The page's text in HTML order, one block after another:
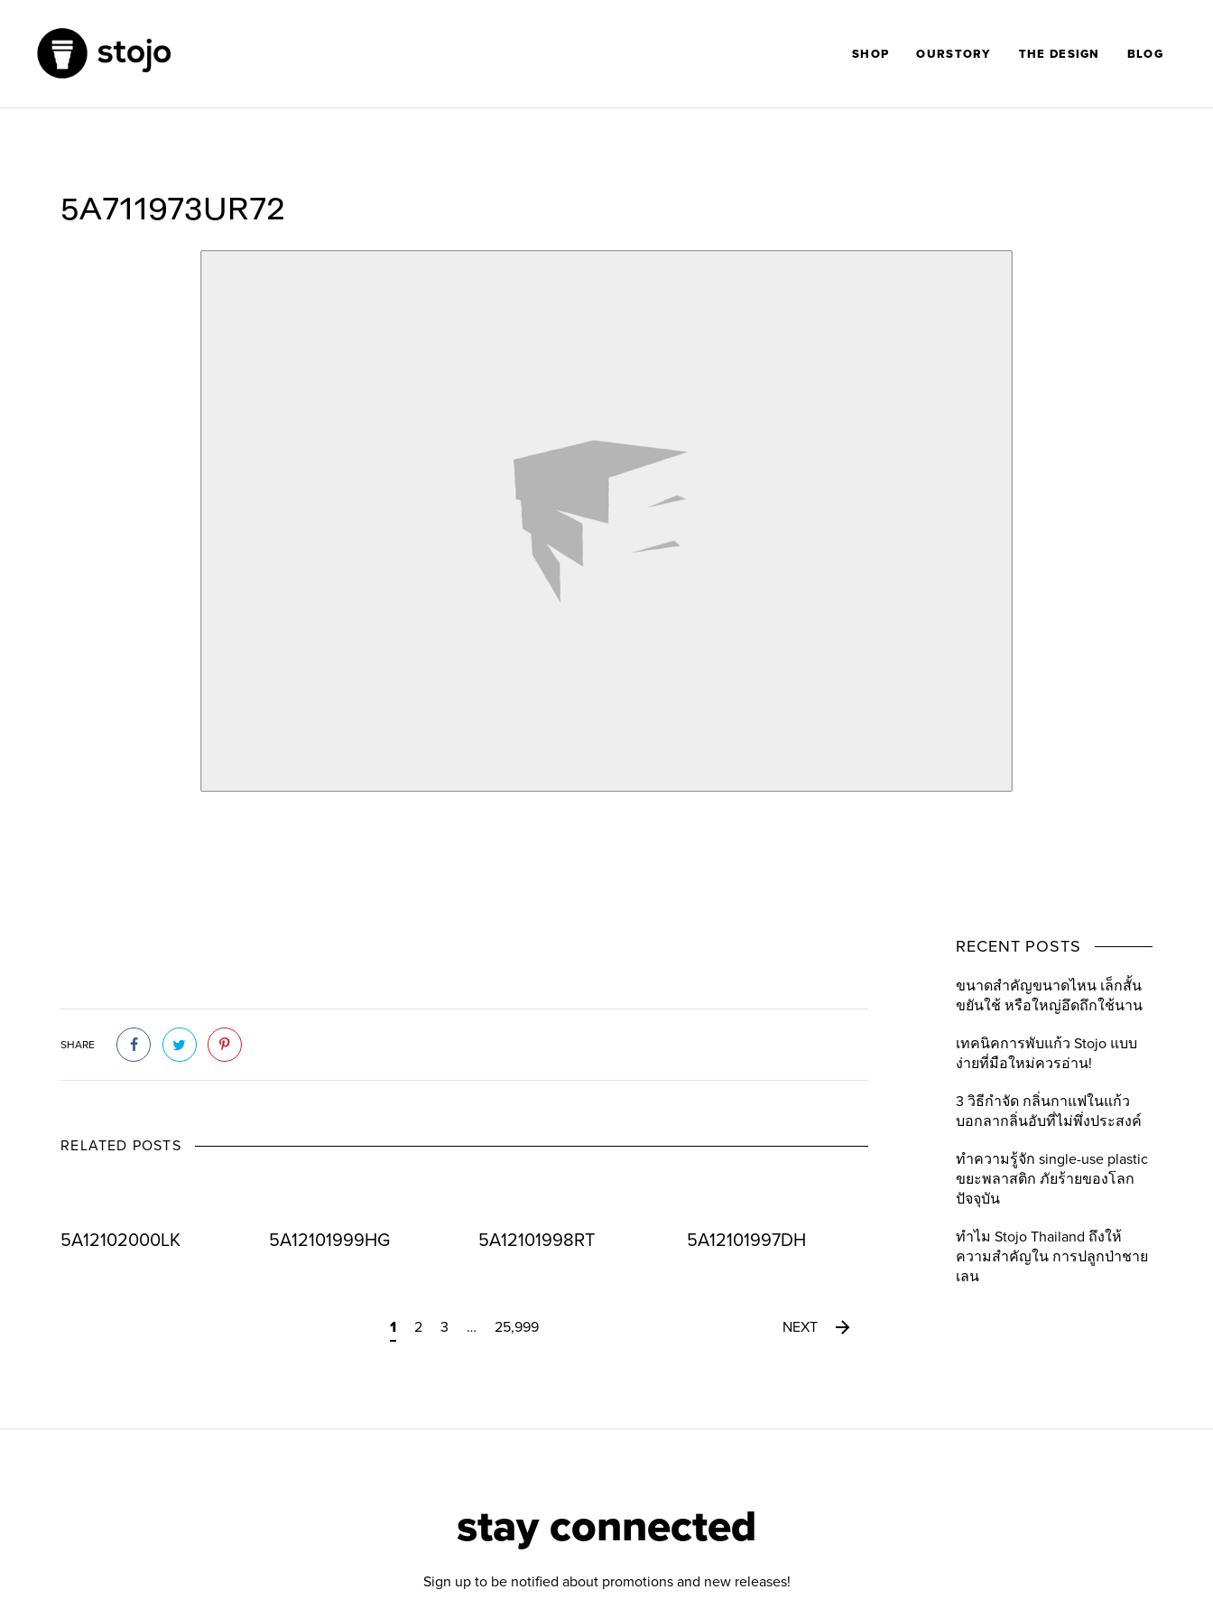
SHOP OURSTORY THE DESIGN BLOG
5A711973UR72
SHARE
RELATED POSTS
5A12102000LK 5A12101999HG 5A12101998RT 5A12101997DH
1 2 3 … 25,999 NEXT
RECENT POSTS
ขนาดสำคัญขนาดไหน เล็กสั้น
ขยันใช้ หรือใหญ่อึดถึกใช้นาน
เทคนิคการพับแก้ว Stojo แบบ
ง่ายที่มือใหม่ควรอ่าน!
3 วิธีกำจัด กลิ่นกาแฟในแก้ว
บอกลากลิ่นอับที่ไม่พึ่งประสงค์
ทำความรู้จัก single-use plastic
ขยะพลาสติก ภัยร้ายของโลก
ปัจจุบัน
ทำไม Stojo Thailand ถึงให้
ความสำคัญใน การปลูกป่าชาย
เลน
stay connected
Sign up to be notified about promotions and new releases!